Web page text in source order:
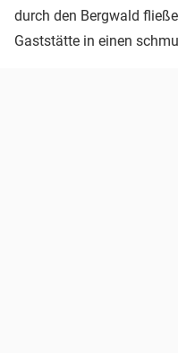
durch den Bergwald
Gaststätte in einen